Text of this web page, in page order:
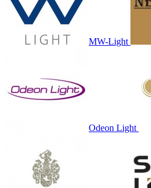
MW-Light
Odeon Light